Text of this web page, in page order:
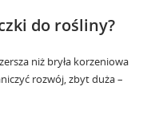
do rośliny?
niż bryła korzeniowa
rozwój, zbyt duża –